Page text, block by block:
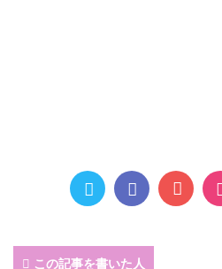
この記事を書いた人